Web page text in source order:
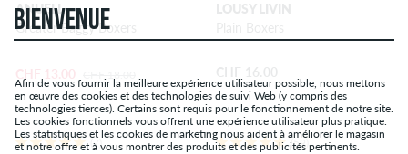
ANUELL
Greater Baggy Boxers
CHF 13.00
(7) (59)
BIENVENUE
Afin de vous fournir la meilleure expérience utilisateur possible, nous mettons
en œuvre des cookies et des technologies de suivi Web (y compris des
technologies tierces). Certains sont requis pour le fonctionnement de notre site.
Les cookies fonctionnels vous offrent une expérience utilisateur plus pratique.
Les statistiques et les cookies de marketing nous aident à améliorer le magasin
et notre offre et à vous montrer des produits et des publicités pertinents.